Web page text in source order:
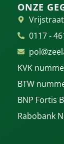
ONZE
Vrijstraat
0117 -
KVK
BTW
BNP Fortis
Rabobank